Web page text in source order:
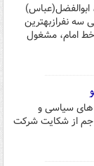
سه نفرازبهترین
خط امام، مشغول
سیاسی و
جم از شکایت شرکت